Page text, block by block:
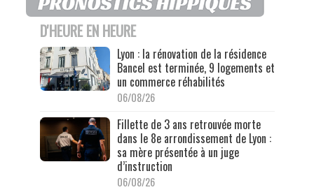
D'HEURE EN HEURE
Lyon : la rénovation de la résidence
Bancel est terminée, 9 logements et
un commerce réhabilités
06/08/26
Fillette de 3 ans retrouvée morte
dans le 8e arrondissement de Lyon :
sa mère présentée à un juge
d’instruction
06/08/26